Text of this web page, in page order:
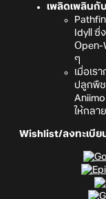
เพลิดเพลินกั
Idyll ซึ่
Open-
ๆ
เมื่อเร
ปลูกพืช
ให้กลา
Wishlist/ลงทะเบีย